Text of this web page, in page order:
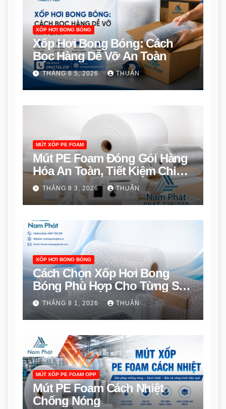
XỐP HƠI BONG BÓNG
Xốp Hơi Bong Bóng: Cách
Bọc Hàng Dễ Vỡ An Toàn
THÁNG 8 5, 2026 THUẬN
MÚT XỐP PE FOAM
Mút PE Foam Đóng Gói Hàng
Hóa An Toàn, Tiết Kiệm Chi
PhíTHÁNG 8 3, 2026 THUẬN
XỐP HƠI BONG BÓNG
Cách Chọn Xốp Hơi Bong
Bóng Phù Hợp Cho Từng Sản
Phẩm
THÁNG 8 1, 2026 THUẬN
MÚT XỐP PE FOAM OPP
Mút PE Foam Cách Nhiệt
Chống Nóng